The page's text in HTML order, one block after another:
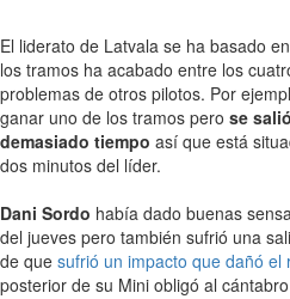
El liderato de Latvala se ha basado
los tramos ha acabado entre los
problemas de otros pilotos. Por
ganar uno de los tramos pero se
demasiado tiempo así que está
dos minutos del líder.
Dani Sordo había dado buenas
del jueves pero también sufrió una
de que sufrió un impacto que dañó el
posterior de su Mini obligó al